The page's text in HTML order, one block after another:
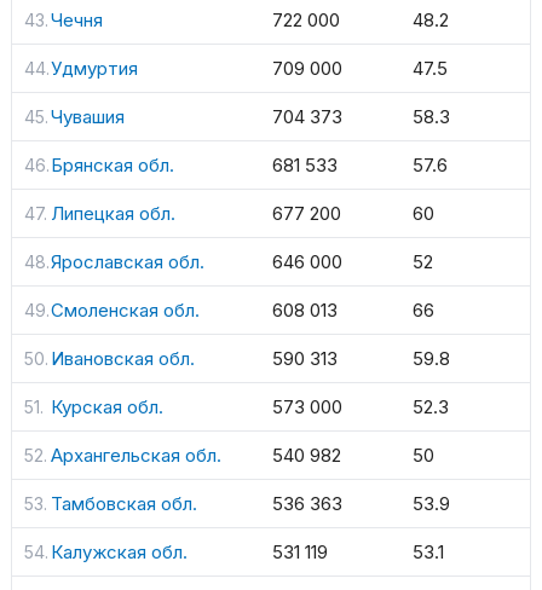
Чечня 722 000 48.2
Удмуртия 709 000 47.5
Чувашия 704 373 58.3
Брянская обл. 681 533 57.6
Липецкая обл. 677 200 60
Ярославская обл. 646 000 52
Смоленская обл. 608 013 66
Ивановская обл. 590 313 59.8
Курская обл. 573 000 52.3
Архангельская обл. 540 982 50
Тамбовская обл. 536 363 53.9
Калужская обл. 531 119 53.1